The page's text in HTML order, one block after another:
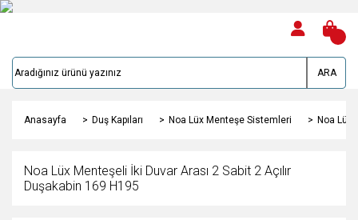
ARA
Anasayfa Duş Kapıları Noa Lüx Menteşe Sistemleri Noa Lüx
Noa Lüx Menteşeli İki Duvar Arası 2 Sabit 2 Açılır
Duşakabin 169 H195